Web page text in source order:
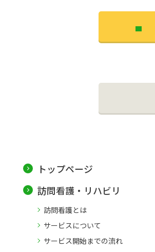
トップページ
訪問看護・リハビリ
訪問看護とは
サービスについて
サービス開始までの流れ